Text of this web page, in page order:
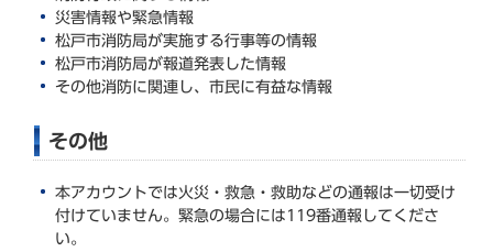
災害情報や緊急情報
松戸市消防局が実施する行事等の情報
松戸市消防局が報道発表した情報
その他消防に関連し、市民に有益な情報
その他
本アカウントでは火災・救急・救助などの通報は一切受け
付けていません。緊急の場合には119番通報してくださ
い。